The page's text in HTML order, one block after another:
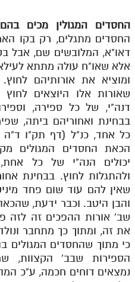
החסדים המגולין מכים
החסדים מתגלים, רק בקו
דאו"א, המלובשים שם, אבל
אלא שאו"ח עולה מתתא
ומוציא את אורותיהם
שאורות אלו היוצאים
דנה"י, של כל ספירה,
בבחינת ואחוריהם ביתה,
כל אחד, כנ"ל (דף תק"ו
הכאת החסדים המגולים
יכולים הנה"י של כל
ולהתגלות לחוץ. בבחינת
שאין להם עוד שום פחד
והבן היטב. וכבר ידעת,
שב' אורות ההפכים זה לזה
את זה, ומתוך כך מתחבר
כי מתוך שהחסדים
הספירות שבב' הקצוות,
נמצאים דוחים חכמה, ע"כ